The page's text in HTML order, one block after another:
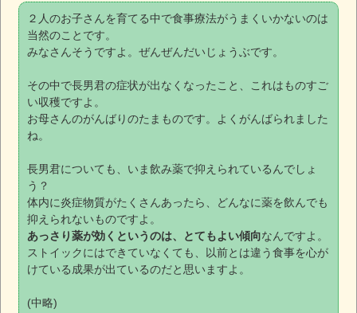
２人のお子さんを育てる中で食事療法がうまくいかないのは
当然のことです。
みなさんそうですよ。ぜんぜんだいじょうぶです。
その中で長男君の症状が出なくなったこと、これはものすご
い収穫ですよ。
お母さんのがんばりのたまものです。よくがんばられました
ね。
長男君についても、いま飲み薬で抑えられているんでしょ
う？
体内に炎症物質がたくさんあったら、どんなに薬を飲んでも
抑えられないものですよ。
あっさり薬が効くというのは、とてもよい傾向なんですよ。
ストイックにはできていなくても、以前とは違う食事を心が
けている成果が出ているのだと思いますよ。
(中略)